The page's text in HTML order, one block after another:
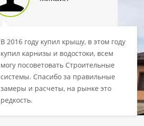
В 2016 году купил крышу, в этом году
купил карнизы и водостоки, всем
могу посоветовать Строительные
системы. Спасибо за правильные
замеры и расчеты, на рынке это
редкость.